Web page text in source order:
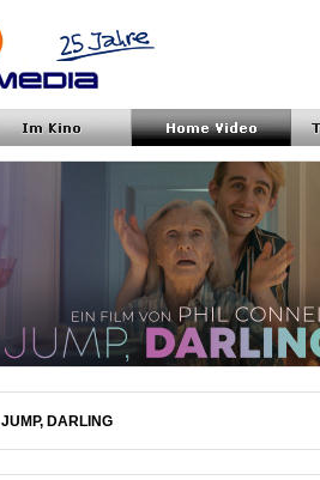
JUMP, DARLING